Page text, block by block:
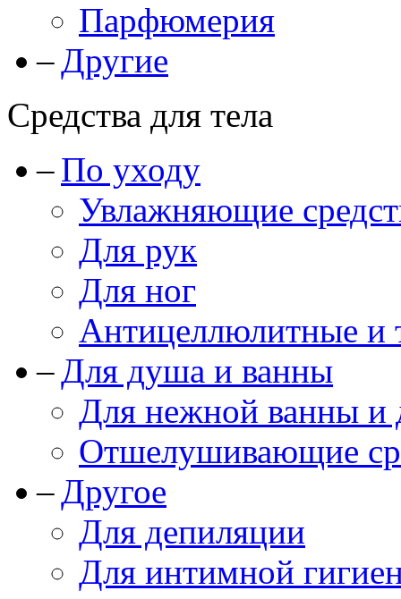
Парфюмерия
Другие
Средства для тела
По уходу
Увлажняющие
Для рук
Для ног
Антицеллюлитные и
Для душа и ванны
Для нежной ванны и
Отшелушивающие
Другое
Для депиляции
Для интимной